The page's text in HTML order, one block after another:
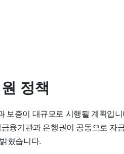
정책
보증이 대규모로 시행될 계획입
융기관과 은행권이 공동으로 자
혔습니다.